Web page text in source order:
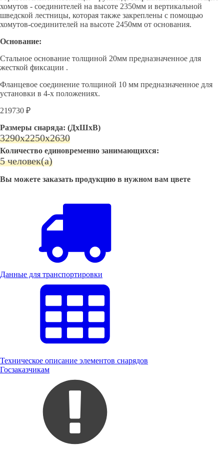
хомутов - соединителей на высоте 2350мм и вертикальной
шведской лестницы, которая также закреплены с помощью
хомутов-соединителей на высоте 2450мм от основания.
Основание:
Стальное основание толщиной 20мм предназначенное для
жесткой фиксации .
Фланцевое соединение толщиной 10 мм предназначенное для
установки в 4-х положениях.
219730 ₽
Размеры снаряда: (ДхШхВ)
3290х2250х2630
Количество единовременно занимающихся:
5 человек(а)
Вы можете заказать продукцию в нужном вам цвете
Данные для транспортировки
Техническое описание элементов снарядов
Госзаказчикам